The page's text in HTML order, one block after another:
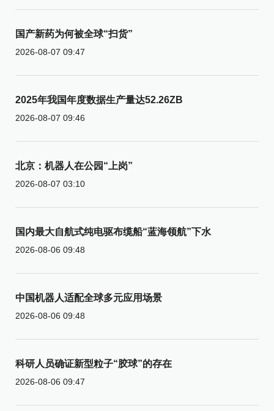
国产新药为何被全球“扫货”
2026-08-07 09:47
2025年我国年度数据生产量达52.26ZB
2026-08-07 09:46
北京：机器人在公园“上岗”
2026-08-07 03:10
国内最大自航式纯电驱布缆船“蓝海领航”下水
2026-08-06 09:48
中国机器人适配全球多元应用场景
2026-08-06 09:48
科研人员确证新型粒子“胶球”的存在
2026-08-06 09:47